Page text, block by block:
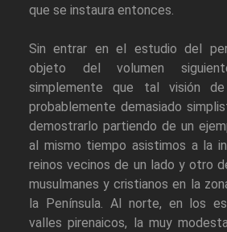
que se instaura entonces.
Sin entrar en el estudio del
objeto del volumen
simplemente que tal visión
probablemente demasiado
demostrarlo partiendo de un
al mismo tiempo asistimos a la
reinos vecinos de un lado y otro
musulmanes y cristianos en la
la Península. Al norte, en los
valles pirenaicos, la muy